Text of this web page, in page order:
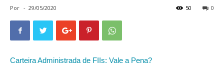
Por - 29/05/2020 0
50
Carteira Administrada de FIIs: Vale a Pena?